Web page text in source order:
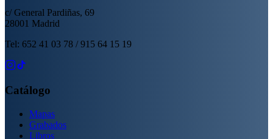
c/ General Pardiñas, 69
28001 Madrid
Tel: 652 41 03 78 / 915 64 15 19
Catálogo
Mapas
Grabados
Libros